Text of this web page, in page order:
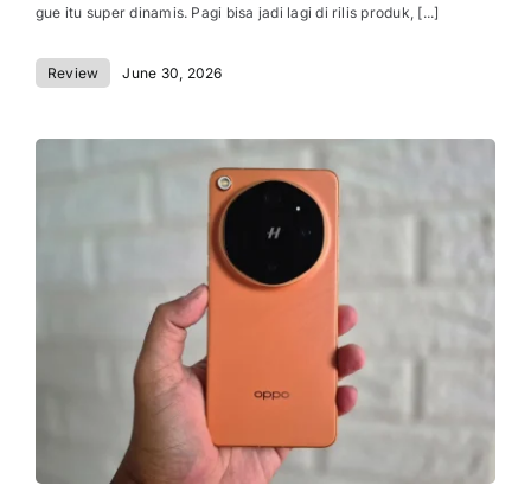
gue itu super dinamis. Pagi bisa jadi lagi di rilis produk, [...]
Review June 30, 2026